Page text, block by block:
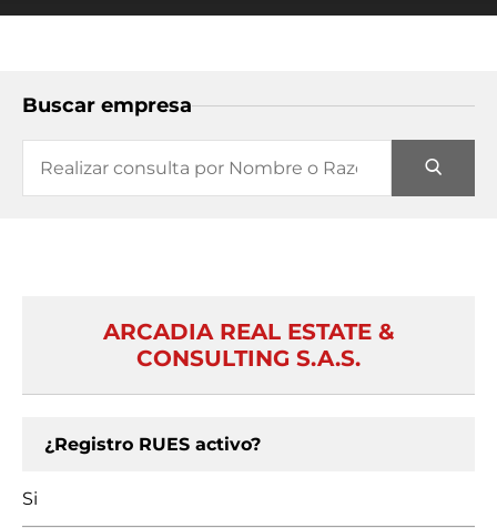
Buscar empresa
ARCADIA REAL ESTATE &
CONSULTING S.A.S.
¿Registro RUES activo?
Si